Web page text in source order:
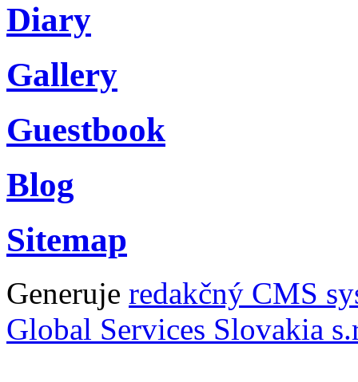
Diary
Gallery
Guestbook
Blog
Sitemap
Generuje redakčný CMS
Global Services Slovakia